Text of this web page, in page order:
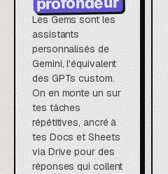
Les Gems sont les
assistants
personnalisés de
Gemini, l'équivalent
des GPTs custom.
On en monte un sur
tes tâches
répétitives, ancré à
tes Docs et Sheets
via Drive pour des
réponses qui collent